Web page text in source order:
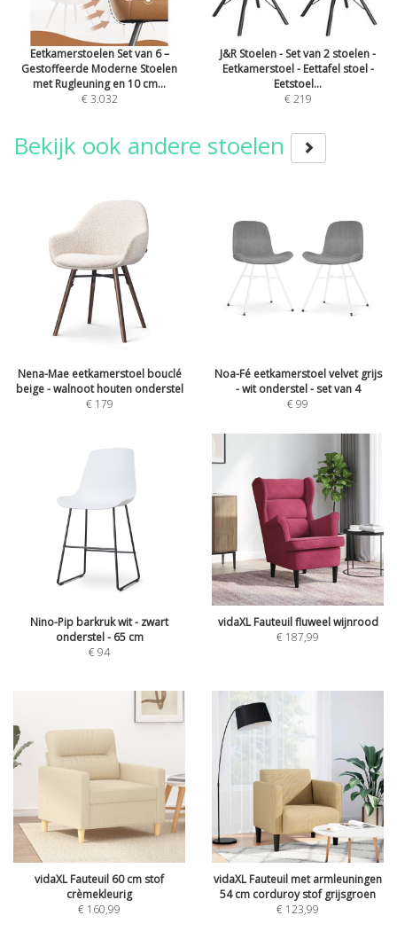
Eetkamerstoelen Set van 6 –
Gestoffeerde Moderne Stoelen
met Rugleuning en 10 cm...
€ 3.032
J&R Stoelen - Set van 2 stoelen -
Eetkamerstoel - Eettafel stoel -
Eetstoel...
€ 219
Bekijk ook andere stoelen
Nena-Mae eetkamerstoel bouclé
beige - walnoot houten onderstel
€ 179
Noa-Fé eetkamerstoel velvet grijs
- wit onderstel - set van 4
€99
Nino-Pip barkruk wit - zwart
onderstel - 65 cm
€94
vidaXL Fauteuil fluweel wijnrood
€ 187,99
vidaXL Fauteuil 60 cm stof
crèmekleurig
€ 160,99
vidaXL Fauteuil met armleuningen
54 cm corduroy stof grijsgroen
€ 123,99